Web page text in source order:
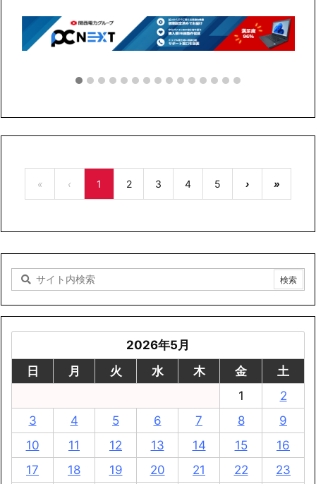
« ‹ 1 2 3 4 5 › »
2026年5月
日
月 火 水 木 金
土
1
2
3
4 5 6 7 8
9
10
11 12 13 14 15
16
17
18 19 20 21 22
23